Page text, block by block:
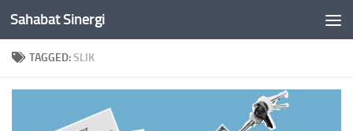
Skip to content
Sahabat Sinergi
TAGGED:SLIK